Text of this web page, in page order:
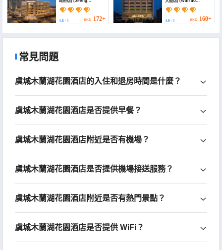
International Hotel
(Shangqiu Yucheng
County Government))
4.8 / 5 HKD 172+
Courtyard Hotel)
4.9/ 5 HKD 160+
常見問題
虞城木蘭湖花園酒店的入住和退房時間是什麼？
虞城木蘭湖花園酒店是否提供早餐？
虞城木蘭湖花園酒店附近是否有機場？
虞城木蘭湖花園酒店是否提供機場接送服務？
虞城木蘭湖花園酒店附近是否有熱門景點？
虞城木蘭湖花園酒店是否提供 WiFi？